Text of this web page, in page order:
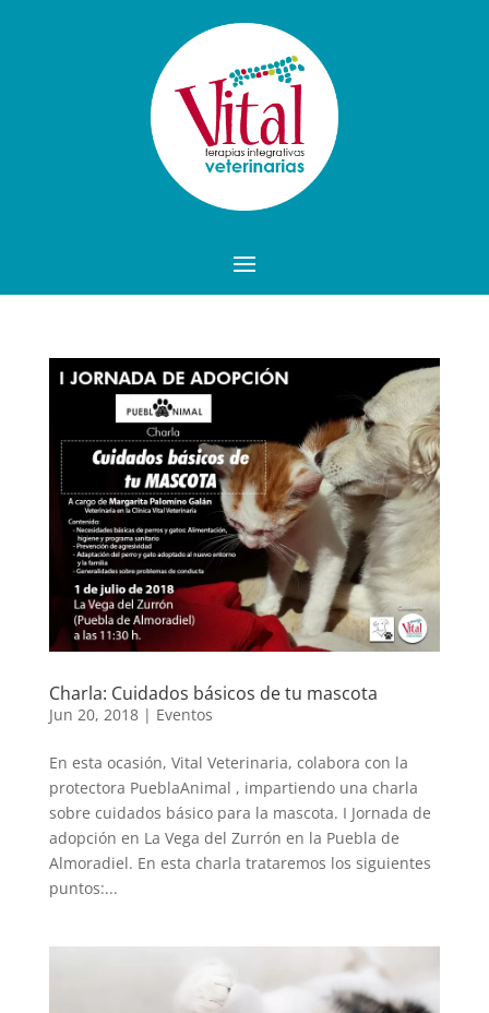
Charla: Cuidados básicos de tu mascota
Jun 20, 2018| Eventos
En esta ocasión, Vital Veterinaria, colabora con la
protectora PueblaAnimal , impartiendo una charla
sobre cuidados básico para la mascota. I Jornada de
adopción en La Vega del Zurrón en la Puebla de
Almoradiel. En esta charla trataremos los siguientes
puntos:...